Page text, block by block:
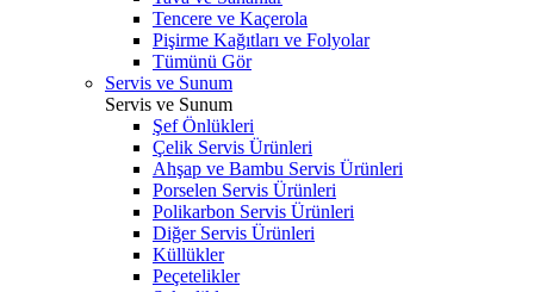
Tencere ve Kaçerola
Pişirme Kağıtları ve Folyolar
Tümünü Gör
Servis ve Sunum
Servis ve Sunum
Şef Önlükleri
Çelik Servis Ürünleri
Ahşap ve Bambu Servis Ürünleri
Porselen Servis Ürünleri
Polikarbon Servis Ürünleri
Diğer Servis Ürünleri
Küllükler
Peçetelikler